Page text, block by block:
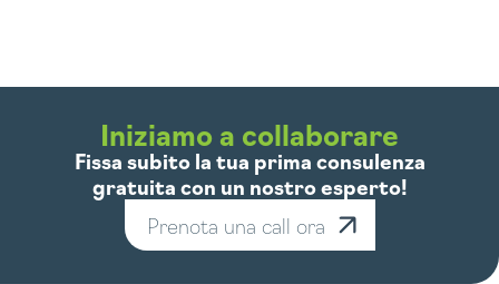
Iniziamo a collaborare
Fissa subito la tua prima consulenza
gratuita con un nostro esperto!
Prenota una call ora